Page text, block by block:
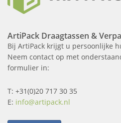
ArtiPack Draagtassen &
Bij ArtiPack krijgt u persoonlijke
Neem contact op met
formulier in:
T: +31(0)20 717 30 35
E: info@artipack.nl